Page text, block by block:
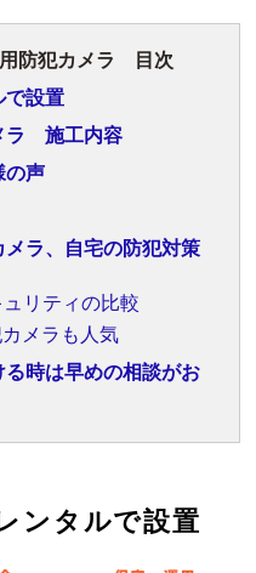
防犯カメラ 目次
で設置
ラ 施工内容
の声
ラ、自宅の防犯対策
リティの比較
メラも人気
時は早めの相談がお
ンタルで設置